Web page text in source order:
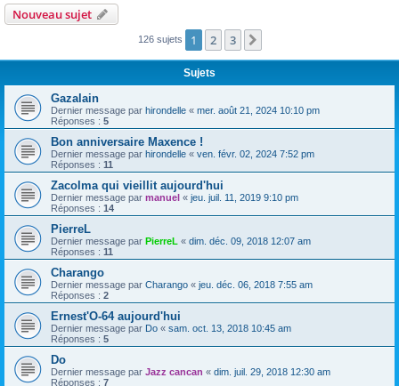
Nouveau sujet
126 sujets 1 2 3
Sujets
Gazalain
Dernier message par hirondelle « mer. août 21, 2024 10:10 pm
Réponses : 5
Bon anniversaire Maxence !
Dernier message par hirondelle « ven. févr. 02, 2024 7:52 pm
Réponses : 11
Zacolma qui vieillit aujourd'hui
Dernier message par manuel « jeu. juil. 11, 2019 9:10 pm
Réponses : 14
PierreL
Dernier message par PierreL « dim. déc. 09, 2018 12:07 am
Réponses : 11
Charango
Dernier message par Charango « jeu. déc. 06, 2018 7:55 am
Réponses : 2
Ernest'O-64 aujourd'hui
Dernier message par Do « sam. oct. 13, 2018 10:45 am
Réponses : 5
Do
Dernier message par Jazz cancan « dim. juil. 29, 2018 12:30 am
Réponses : 7